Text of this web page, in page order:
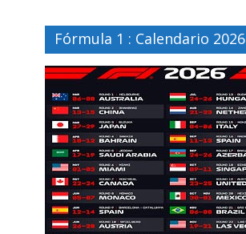
Fórmula 1 : Calendario 2026